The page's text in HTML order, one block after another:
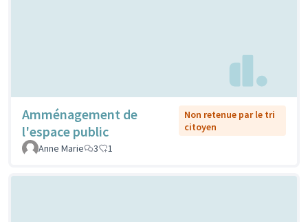
Amménagement de
l'espace public
Non retenue par le tri
citoyen
Anne Marie
3 1